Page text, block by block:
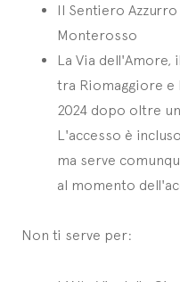
Il Sentiero
Monterosso
La Via
tra Riomaggiore e
2024 dopo oltre
L'accesso è
ma serve
al momento
Non ti serve per: